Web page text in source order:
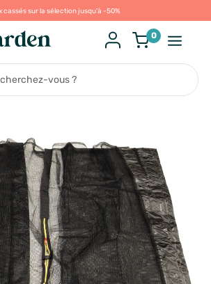
cassés sur la sélection jusqu'à -50%
0